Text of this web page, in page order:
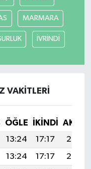
MARMARA
İVRİNDİ
VAKITLERI
ÖĞLE İKINDI
13:24 17:17
20:39
13:24 17:17
20:38